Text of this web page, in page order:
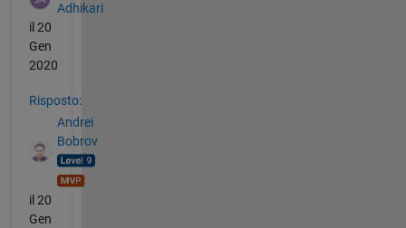
Adhikari
il 20
Gen
2020
Risposto:
Andrei
Bobrov
il 20
Gen